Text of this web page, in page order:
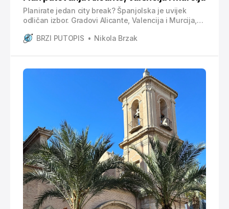
Planirate jedan city break? Španjolska je uvijek
odličan izbor. Gradovi Alicante, Valencija i Murcija,
city break od pet dana. Kako se organizirati, što
pitanja donosim vam u detaljnom planu putovanja.
Način
BRZI PUTOPIS Nikola Brzak